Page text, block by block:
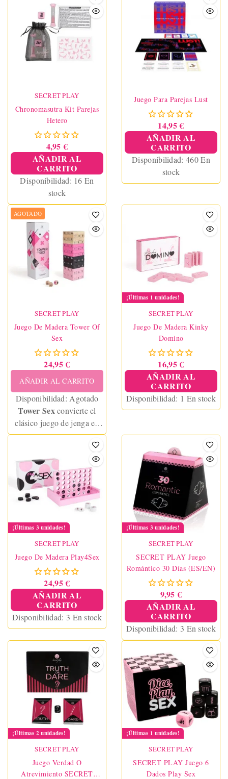
SECRET PLAY
Chronomasutra Kit Parejas
Hetero
4,95 €
AÑADIR AL
CARRITO
Disponibilidad: 16 En
stock
Juego Para Parejas Lust
14,95 €
AÑADIR AL
CARRITO
Disponibilidad: 460 En
stock
AGOTADO
SECRET PLAY
Juego De Madera Tower Of
Sex
24,95 €
AÑADIR AL CARRITO
Disponibilidad: Agotado
Tower Sexconvierte el
clásico juego de jenga en
una experiencia erótica
divertida y atrevida para
parejas. Desafíos
sensuales, castigos picantes
y dos modos de juego para
romper la rutina y encender
la pasión.
¡Últimas 1 unidades!
SECRET PLAY
Juego De Madera Kinky
Domino
16,95 €
AÑADIR AL
CARRITO
Disponibilidad: 1 En stock
¡Últimas 3 unidades!
SECRET PLAY
Juego De Madera Play4Sex
24,95 €
AÑADIR AL
CARRITO
Disponibilidad: 3 En stock
¡Últimas 3 unidades!
SECRET PLAY
SECRET PLAY Juego
Romántico 30 Días (ES/EN)
9,95 €
AÑADIR AL
CARRITO
Disponibilidad: 3 En stock
¡Últimas 2 unidades!
SECRET PLAY
Juego Verdad O
Atrevimiento SECRET
¡Últimas 1 unidades!
SECRET PLAY
SECRET PLAY Juego 6
Dados Play Sex